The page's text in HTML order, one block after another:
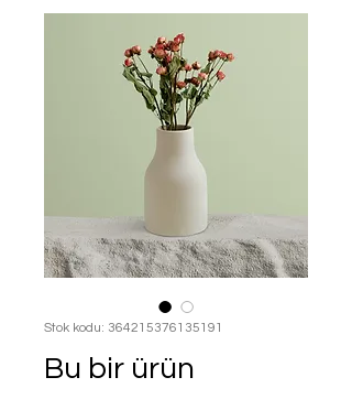
Stok kodu: 364215376135191
Bu bir ürün